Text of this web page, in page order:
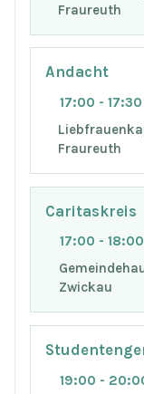
Fraureuth
Andacht
17:00 -
Fraureuth
Caritaskreis
17:00 -
Zwickau
19:00 -